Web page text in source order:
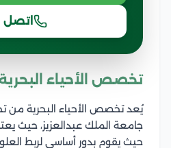
اتصل
تخصص الأحياء
يُعد تخصص الأحياء البحرية من
جامعة الملك عبدالعزيز، حيث
حيث يقوم بدور أساسي لربط